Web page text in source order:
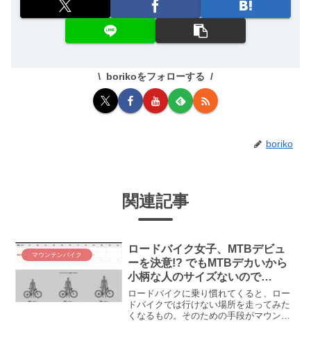
borikoをフォローする
boriko
関連記事
マウンテンバイク
ロードバイク女子、MTBデビュ
ーを決意!? でもMTBデカいから
小柄な人のサイズないので
は。。。(・_・;)
ロードバイクに乗り慣れてくると、ロー
ドバイクでは行けない場所を走ってみた
くなるもの。そのための手段がマウンテ